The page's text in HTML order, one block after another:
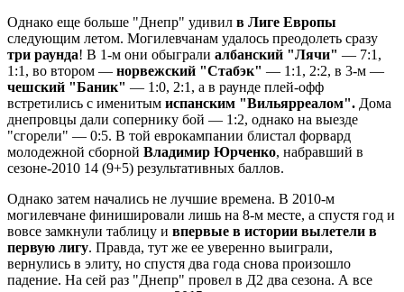
Однако еще больше "Днепр" удивил в Лиге Европы
следующим летом. Могилевчанам удалось преодолеть сразу
три раунда! В 1-м они обыграли албанский "Лячи" — 7:1,
1:1, во втором — норвежский "Стабэк" — 1:1, 2:2, в 3-м —
чешский "Баник" — 1:0, 2:1, а в раунде плей-офф
встретились с именитым испанским "Вильярреалом". Дома
днепровцы дали сопернику бой — 1:2, однако на выезде
"сгорели" — 0:5. В той еврокампании блистал форвард
молодежной сборной Владимир Юрченко, набравший в
сезоне-2010 14 (9+5) результативных баллов.
Однако затем начались не лучшие времена. В 2010-м
могилевчане финишировали лишь на 8-м месте, а спустя год и
вовсе замкнули таблицу и впервые в истории вылетели в
первую лигу. Правда, тут же ее уверенно выиграли,
вернулись в элиту, но спустя два года снова произошло
падение. На сей раз "Днепр" провел в Д2 два сезона. А все